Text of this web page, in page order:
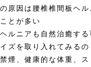
原因は腰椎椎間板ヘ
とが多い
ルニアも自然治癒す
ズを取り入れてみるの
煙、健康的な体重、